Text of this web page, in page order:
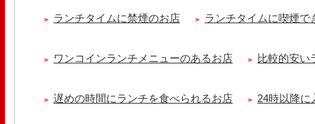
ランチタイムに禁煙のお店 ランチタイムに喫煙で
ワンコインランチメニューのあるお店 比較的安い
遅めの時間にランチを食べられるお店 24時以降に